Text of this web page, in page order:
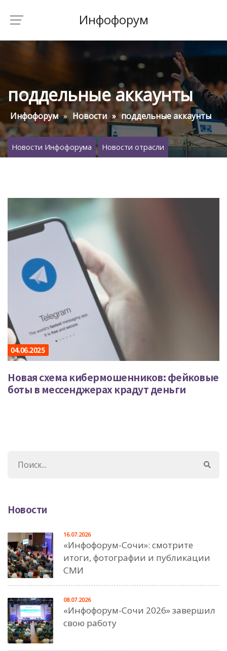
Инфофорум
поддельные аккаунты
Инфофорум Новости поддельные аккаунты
Новости Инфофорума Новости отрасли
04.06.2025
Новая схема кибермошенников: фейковые
боты в мессенджерах крадут деньги
Новости
«Инфофорум-Сочи»: смотрите
итоги, фотографии и публикации
СМИ
16.07.2026
«Инфофорум-Сочи 2026» завершил
свою работу
08.07.2026